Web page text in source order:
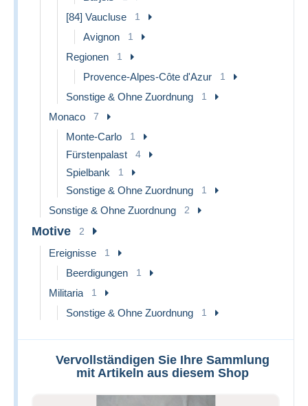
postales anciennes, livres anciens, BD, objets
publicitaires, jouets anciens, bibelots, curiosités,
décoration vintage et pièces rares pour collectionneurs.
[84] Vaucluse 1
Avignon 1
Regionen 1
Provence-Alpes-Côte d'Azur 1
Sonstige & Ohne Zuordnung 1
Monaco 7
Monte-Carlo 1
Fürstenpalast 4
Spielbank 1
Sonstige & Ohne Zuordnung 1
Sonstige & Ohne Zuordnung 2
Motive 2
Ereignisse 1
Beerdigungen 1
Militaria 1
Sonstige & Ohne Zuordnung 1
Vervollständigen Sie Ihre Sammlung
mit Artikeln aus diesem Shop